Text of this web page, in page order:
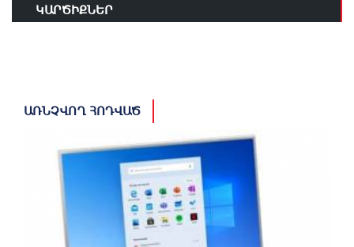
ԿԱՐԾԻՔՆԵՐ
ԱՌՆՉՎՈՂ ՀՈԴՎԱԾ